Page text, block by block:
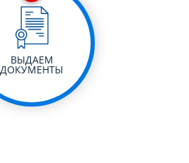
ВЫДАЕМ
ДОКУМЕНТЫ